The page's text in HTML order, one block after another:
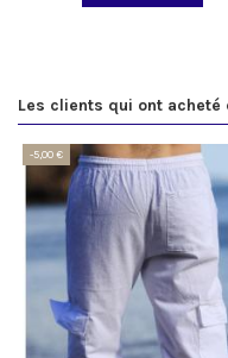
Les clients qui ont
-5,00 €